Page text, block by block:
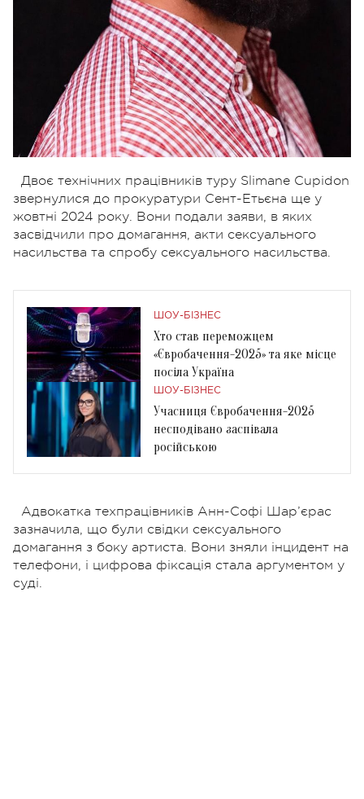
Двоє технічних працівників туру Slimane Cupidon
звернулися до прокуратури Сент-Етьєна ще у
жовтні 2024 року. Вони подали заяви, в яких
засвідчили про домагання, акти сексуального
насильства та спробу сексуального насильства.
ШОУ-БІЗНЕС
Хто став переможцем
«Євробачення-2025» та яке місце
посіла Україна
ШОУ-БІЗНЕС
Учасниця Євробачення-2025
несподівано заспівала
російською
Адвокатка техпрацівників Анн-Софі Шар’єрас
зазначила, що були свідки сексуального
домагання з боку артиста. Вони зняли інцидент на
телефони, і цифрова фіксація стала аргументом у
суді.